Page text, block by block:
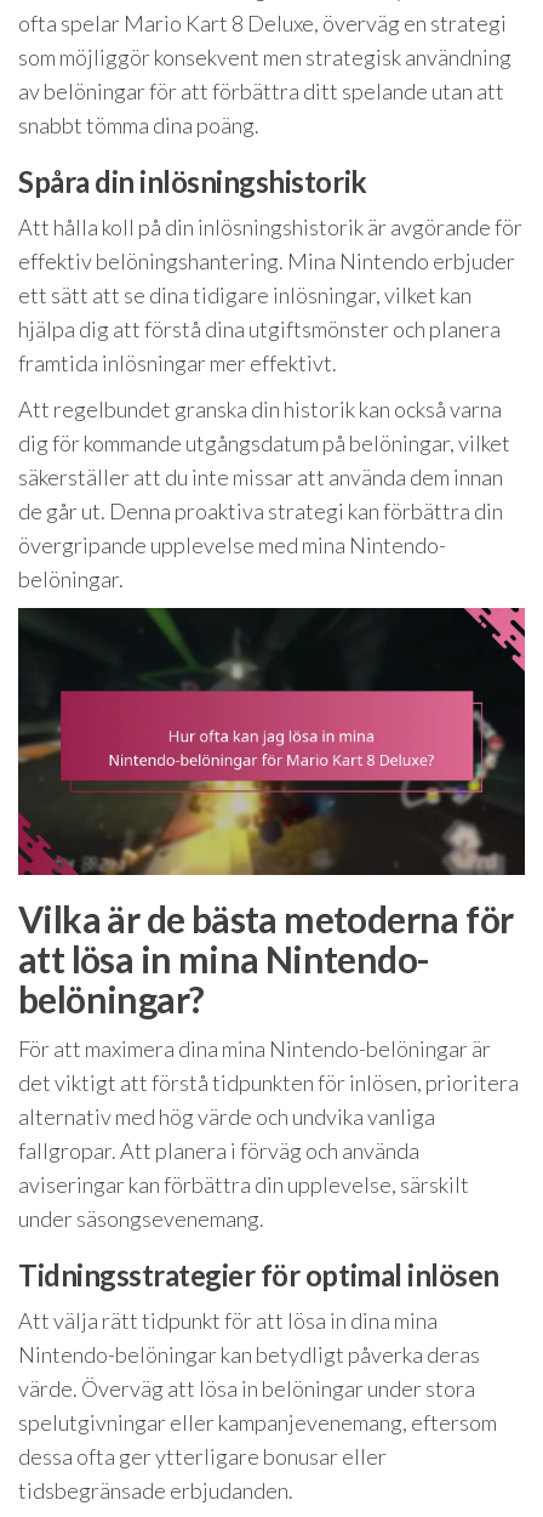
ofta spelar Mario Kart 8 Deluxe, överväg en strategi
som möjliggör konsekvent men strategisk användning
av belöningar för att förbättra ditt spelande utan att
snabbt tömma dina poäng.
Spåra din inlösningshistorik
Att hålla koll på din inlösningshistorik är avgörande för
effektiv belöningshantering. Mina Nintendo erbjuder
ett sätt att se dina tidigare inlösningar, vilket kan
hjälpa dig att förstå dina utgiftsmönster och planera
framtida inlösningar mer effektivt.
Att regelbundet granska din historik kan också varna
dig för kommande utgångsdatum på belöningar, vilket
säkerställer att du inte missar att använda dem innan
de går ut. Denna proaktiva strategi kan förbättra din
övergripande upplevelse med mina Nintendo-
belöningar.
Vilka är de bästa metoderna för
att lösa in mina Nintendo-
belöningar?
För att maximera dina mina Nintendo-belöningar är
det viktigt att förstå tidpunkten för inlösen, prioritera
alternativ med hög värde och undvika vanliga
fallgropar. Att planera i förväg och använda
aviseringar kan förbättra din upplevelse, särskilt
under säsongsevenemang.
Tidningsstrategier för optimal inlösen
Att välja rätt tidpunkt för att lösa in dina mina
Nintendo-belöningar kan betydligt påverka deras
värde. Överväg att lösa in belöningar under stora
spelutgivningar eller kampanjevenemang, eftersom
dessa ofta ger ytterligare bonusar eller
tidsbegränsade erbjudanden.